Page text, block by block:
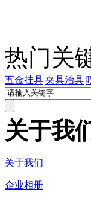
热门关
五金挂具 夹具治具
关于我
关于我们
企业相册